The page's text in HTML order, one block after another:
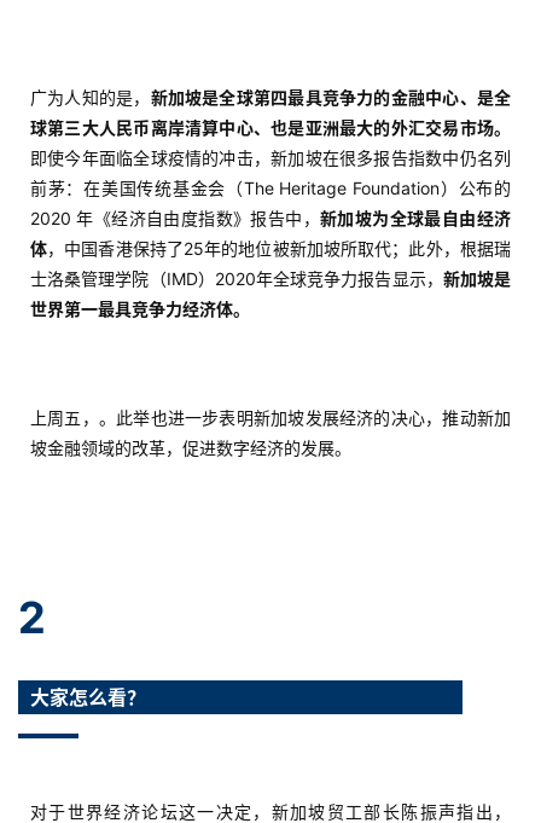
广为人知的是， 新加坡是全球第四最具竞争力的金融中心、是全
球第三大人民币离岸清算中心、也是亚洲最大的外汇交易市场。
即使今年面临全球疫情的冲击，新加坡在很多报告指数中仍名列
前茅：在美国传统基金会（The Heritage Foundation）公布的
2020 年《经济自由度指数》报告中， 新加坡为全球最自由经济
体，中国香港保持了25年的地位被新加坡所取代；此外，根据瑞
士洛桑管理学院（IMD）2020年全球竞争力报告显示， 新加坡是
世界第一最具竞争力经济体。
上周五，。此举也进一步表明新加坡发展经济的决心，推动新加
坡金融领域的改革，促进数字经济的发展。
2
大家怎么看？
对于世界经济论坛这一决定，新加坡贸工部长陈振声指出，